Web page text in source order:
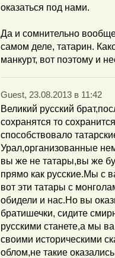
оказаться под нами.
Да и сомнительно
самом деле, татарин.
манкурт, вот поэтому и
Guest, 23.08.2013 в 11:42
Великий русский
сохранятся то
способствовало
Урал,организованные
вы же не татары,вы же
прямо как русские.Мы с
вот эти татары с
обидели и нас.Но вы
братишечки, сидите
русскими станете,а мы
своими историческими
облом,не такие